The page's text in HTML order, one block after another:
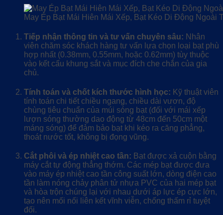
May Ép Bạt Mái Hiên Mái Xếp, Bạt Kéo Di Động Ngoài
Tiếp nhận thông tin và tư vấn chuyên sâu: Nhân
viên chăm sóc khách hàng tư vấn lựa chọn loại bạt phù
hợp nhất (0.38mm, 0.55mm, hoặc 0.62mm) tùy thuộc
vào kết cấu khung sắt và mục đích che chắn của gia
chủ.
Tính toán và chốt kích thước hình học: Kỹ thuật viên
tính toán chi tiết chiều ngang, chiều dài vươn, độ
chùng tiêu chuẩn của múi sóng bạt (đối với mái xếp
lượn sóng thường dao động từ 48cm đến 50cm một
máng sóng) để đảm bảo bạt khi kéo ra căng phẳng,
thoát nước tốt, không bị đọng vũng.
Cắt phôi và ép nhiệt cao tần: Bạt được xả cuộn bằng
máy cắt tự động thẳng thớm. Các mép bạt được đưa
vào máy ép nhiệt cao tần công suất lớn, dòng điện cao
tần làm nóng chảy phân tử nhựa PVC của hai mép bạt
và hòa trộn chúng lại với nhau dưới áp lực ép cực lớn,
tạo nên mối nối liên kết vĩnh viễn, chống thấm rỉ tuyệt
đối.